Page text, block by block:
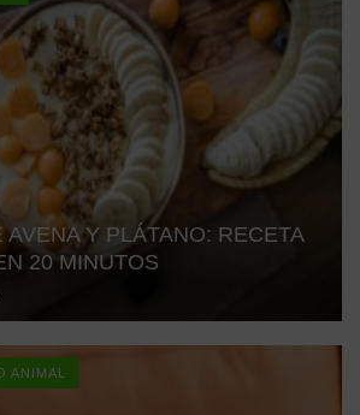
AVENA Y PLÁTANO: RECETA
20 MINUTOS
ANIMAL